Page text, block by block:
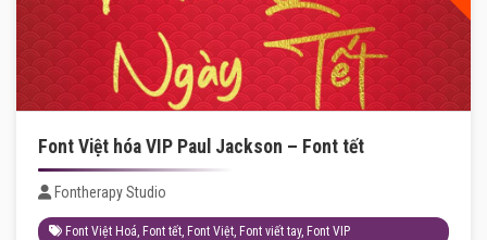
Font Việt hóa VIP Paul Jackson – Font tết
Fontherapy Studio
Font Việt Hoá, Font tết, Font Việt, Font viết tay, Font VIP